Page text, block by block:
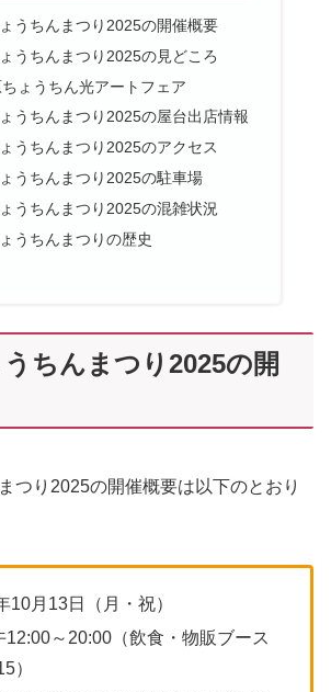
うちんまつり2025の開催概要
うちんまつり2025の見どころ
ょうちん光アートフェア
うちんまつり2025の屋台出店情報
うちんまつり2025のアクセス
うちんまつり2025の駐車場
うちんまつり2025の混雑状況
うちんまつりの歴史
ちんまつり2025の開
つり2025の開催概要は以下のとおり
10月13日（月・祝）
12:00～20:00（飲食・物販ブース
）